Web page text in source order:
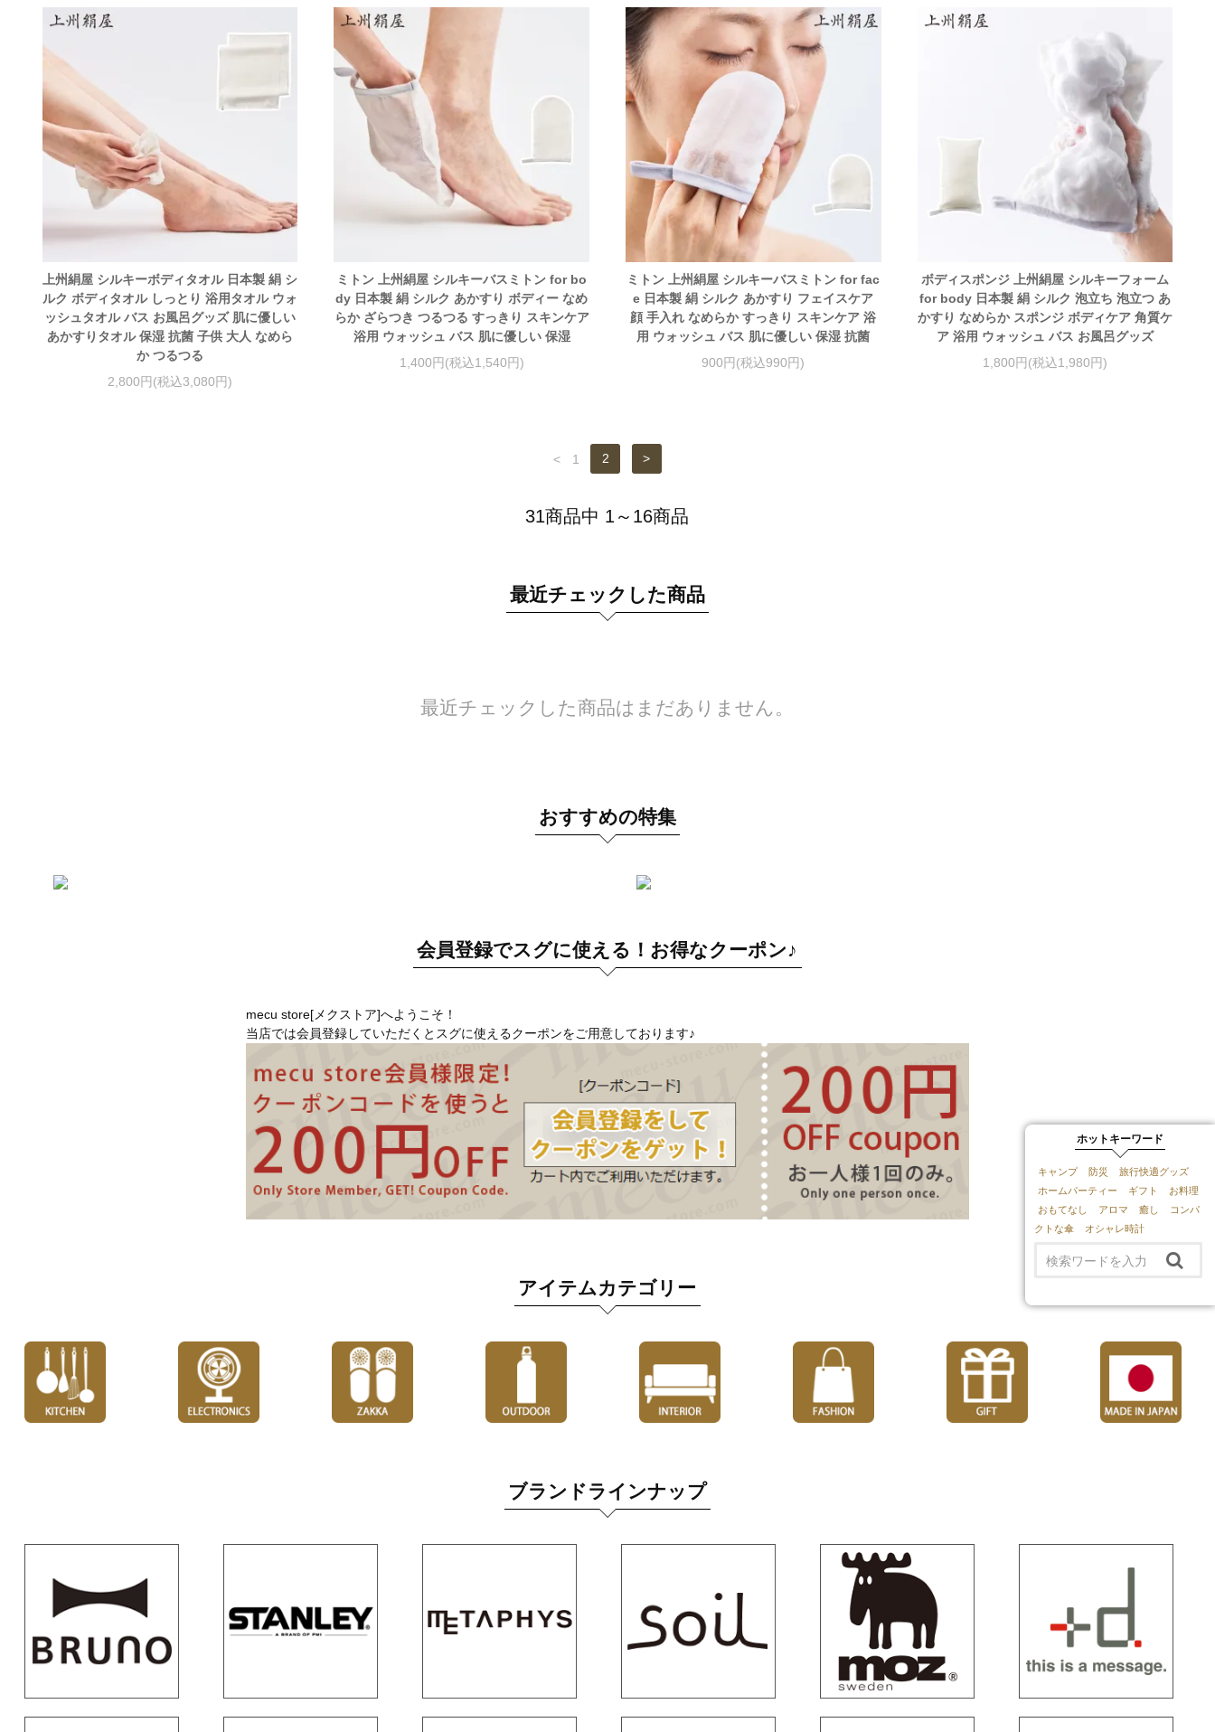
ホットキーワード
キャンプ 防災
旅行快適グッズ
ホームパーティー
ギフト
お料理
おもてなし
アロマ 癒し
コンパ
クトな傘
オシャレ時計
上州絹屋 シルキーボディタオル 日本製 絹 シ
ルク ボディタオル しっとり 浴用タオル ウォ
ッシュタオル バス お風呂グッズ 肌に優しい
あかすりタオル 保湿 抗菌 子供 大人 なめら
か つるつる
2,800円(税込3,080円)
ミトン 上州絹屋 シルキーバスミトン for bo
dy 日本製 絹 シルク あかすり ボディー なめ
らか ざらつき つるつる すっきり スキンケア
浴用 ウォッシュ バス 肌に優しい 保湿
1,400円(税込1,540円)
ミトン 上州絹屋 シルキーバスミトン for fac
e 日本製 絹 シルク あかすり フェイスケア
顔 手入れ なめらか すっきり スキンケア 浴
用 ウォッシュ バス 肌に優しい 保湿 抗菌
900円(税込990円)
ボディスポンジ 上州絹屋 シルキーフォーム
for body 日本製 絹 シルク 泡立ち 泡立つ あ
かすり なめらか スポンジ ボディケア 角質ケ
ア 浴用 ウォッシュ バス お風呂グッズ
1,800円(税込1,980円)
< 1 2 >
31商品中 1～16商品
最近チェックした商品
最近チェックした商品はまだありません。
おすすめの特集
会員登録でスグに使える！お得なクーポン♪
mecu store[メクストア]へようこそ！
当店では会員登録していただくとスグに使えるクーポンをご用意しております♪
アイテムカテゴリー
ブランドラインナップ